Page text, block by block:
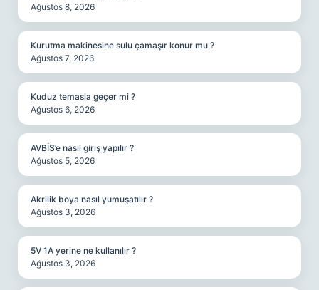
Ağustos 8, 2026
Kurutma makinesine sulu çamaşır konur mu ?
Ağustos 7, 2026
Kuduz temasla geçer mi ?
Ağustos 6, 2026
AVBİS’e nasıl giriş yapılır ?
Ağustos 5, 2026
Akrilik boya nasıl yumuşatılır ?
Ağustos 3, 2026
5V 1A yerine ne kullanılır ?
Ağustos 3, 2026